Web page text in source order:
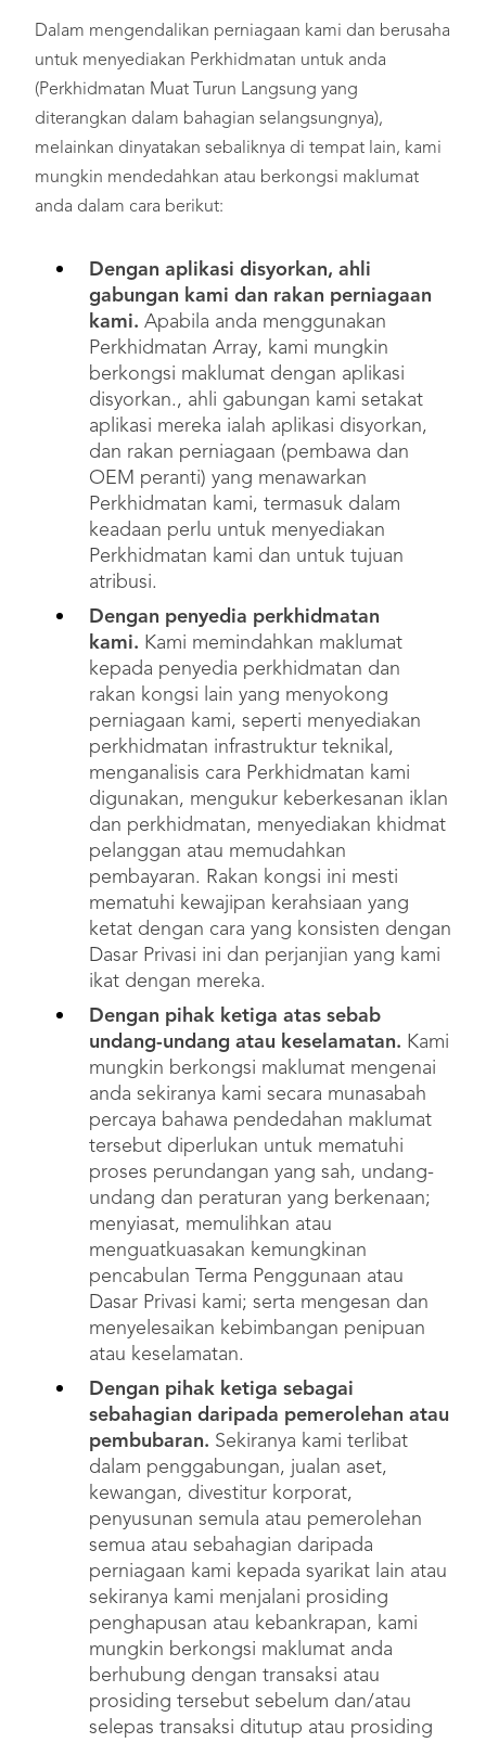
Dalam mengendalikan perniagaan kami dan berusaha
untuk menyediakan Perkhidmatan untuk anda
(Perkhidmatan Muat Turun Langsung yang
diterangkan dalam bahagian selangsungnya),
melainkan dinyatakan sebaliknya di tempat lain, kami
mungkin mendedahkan atau berkongsi maklumat
anda dalam cara berikut:
Dengan aplikasi disyorkan, ahli
gabungan kami dan rakan perniagaan
kami. Apabila anda menggunakan
Perkhidmatan Array, kami mungkin
berkongsi maklumat dengan aplikasi
disyorkan., ahli gabungan kami setakat
aplikasi mereka ialah aplikasi disyorkan,
dan rakan perniagaan (pembawa dan
OEM peranti) yang menawarkan
Perkhidmatan kami, termasuk dalam
keadaan perlu untuk menyediakan
Perkhidmatan kami dan untuk tujuan
atribusi.
Dengan penyedia perkhidmatan
kami. Kami memindahkan maklumat
kepada penyedia perkhidmatan dan
rakan kongsi lain yang menyokong
perniagaan kami, seperti menyediakan
perkhidmatan infrastruktur teknikal,
menganalisis cara Perkhidmatan kami
digunakan, mengukur keberkesanan iklan
dan perkhidmatan, menyediakan khidmat
pelanggan atau memudahkan
pembayaran. Rakan kongsi ini mesti
mematuhi kewajipan kerahsiaan yang
ketat dengan cara yang konsisten dengan
Dasar Privasi ini dan perjanjian yang kami
ikat dengan mereka.
Dengan pihak ketiga atas sebab
undang-undang atau keselamatan. Kami
mungkin berkongsi maklumat mengenai
anda sekiranya kami secara munasabah
percaya bahawa pendedahan maklumat
tersebut diperlukan untuk mematuhi
proses perundangan yang sah, undang-
undang dan peraturan yang berkenaan;
menyiasat, memulihkan atau
menguatkuasakan kemungkinan
pencabulan Terma Penggunaan atau
Dasar Privasi kami; serta mengesan dan
menyelesaikan kebimbangan penipuan
atau keselamatan.
Dengan pihak ketiga sebagai
sebahagian daripada pemerolehan atau
pembubaran. Sekiranya kami terlibat
dalam penggabungan, jualan aset,
kewangan, divestitur korporat,
penyusunan semula atau pemerolehan
semua atau sebahagian daripada
perniagaan kami kepada syarikat lain atau
sekiranya kami menjalani prosiding
penghapusan atau kebankrapan, kami
mungkin berkongsi maklumat anda
berhubung dengan transaksi atau
prosiding tersebut sebelum dan/atau
selepas transaksi ditutup atau prosiding